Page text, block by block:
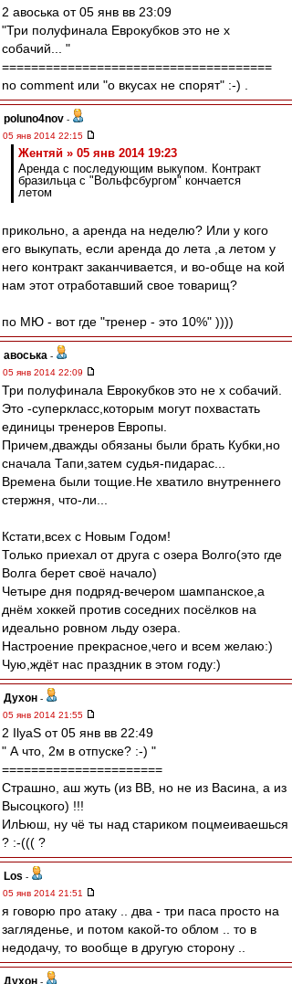
2 авоська от 05 янв вв 23:09
"Три полуфинала Еврокубков это не х
собачий... "
=====================================
no comment или "о вкусах не спорят" :-) .
poluno4nov -
05 янв 2014 22:15
Жентяй » 05 янв 2014 19:23
Аренда с последующим выкупом. Контракт
бразильца с "Вольфсбургом" кончается
летом
прикольно, а аренда на неделю? Или у кого
его выкупать, если аренда до лета ,а летом у
него контракт заканчивается, и во-обще на кой
нам этот отработавший свое товарищ?
по МЮ - вот где "тренер - это 10%" ))))
авоська -
05 янв 2014 22:09
Три полуфинала Еврокубков это не х собачий.
Это -суперкласс,которым могут похвастать
единицы тренеров Европы.
Причем,дважды обязаны были брать Кубки,но
сначала Тапи,затем судья-пидарас...
Времена были тощие.Не хватило внутреннего
стержня, что-ли...
Кстати,всех с Новым Годом!
Только приехал от друга с озера Волго(это где
Волга берет своё начало)
Четыре дня подряд-вечером шампанское,а
днём хоккей против соседних посёлков на
идеально ровном льду озера.
Настроение прекрасное,чего и всем желаю:)
Чую,ждёт нас праздник в этом году:)
Духон -
05 янв 2014 21:55
2 IlyaS от 05 янв вв 22:49
" А что, 2м в отпуске? :-) "
======================
Страшно, аш жуть (из ВВ, но не из Васина, а из
Высоцкого) !!!
ИлЬюш, ну чё ты над стариком поцмеиваешься
? :-((( ?
Los -
05 янв 2014 21:51
я говорю про атаку .. два - три паса просто на
загляденье, и потом какой-то облом .. то в
недодачу, то вообще в другую сторону ..
Духон -